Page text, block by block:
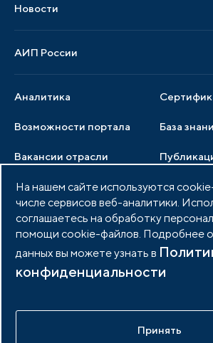
Аналитика
Возможности портала
Образцы документов
База
Вакансии отрасли
Мероприятия отрасли
Новости
Новости отрасли
Медиатека Тендеры
АИП России
Члены ассоциации
Услуги ассоциации
Документы АИП
Партнеры ассоциации
Фото и видео
Членство в АИП Войти в
idem.agency
На нашем сайте используются
числе сервисов веб-аналитики.
соглашаетесь на обработку
помощи cookie-файлов. Подробнее
данных вы можете узнать в
конфиденциальности
Принять